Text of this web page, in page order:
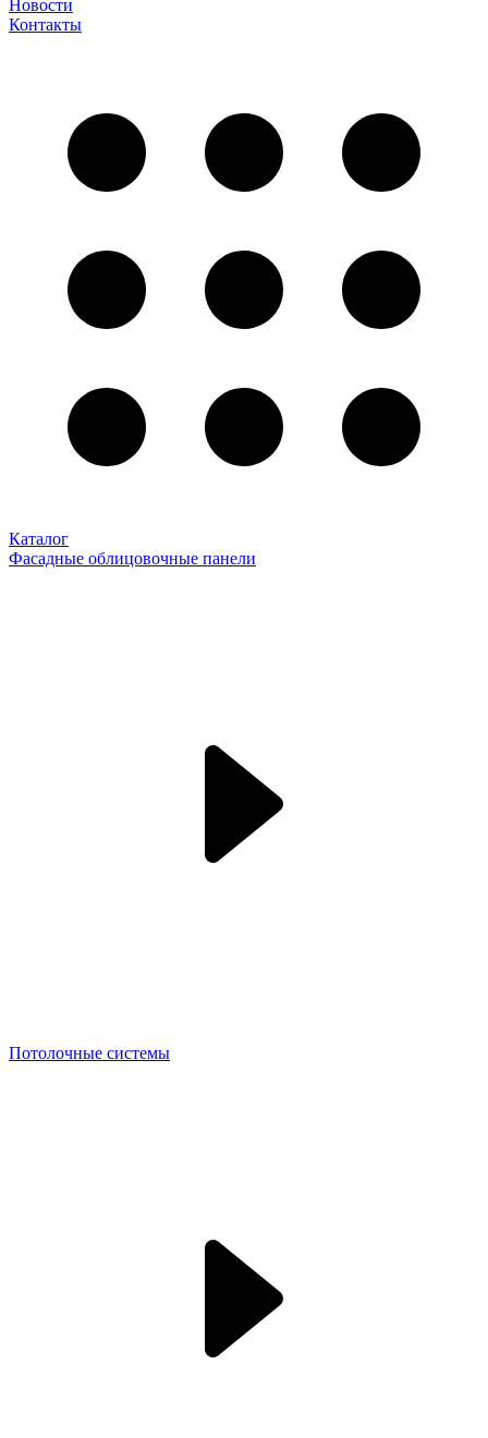
Новости
Контакты
Каталог
Фасадные облицовочные панели
Потолочные системы